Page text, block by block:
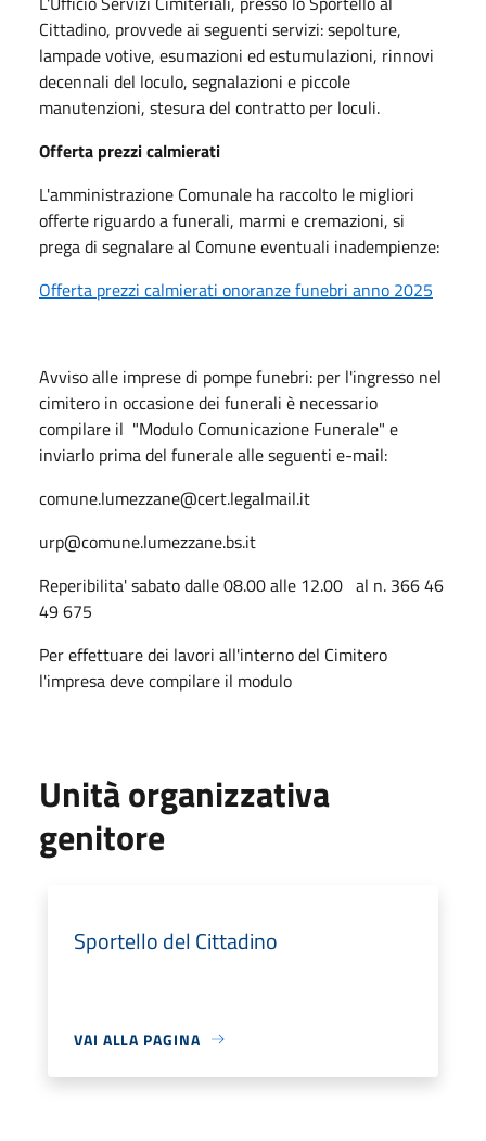
Cittadino, provvede ai seguenti servizi: sepolture,
lampade votive, esumazioni ed estumulazioni, rinnovi
decennali del loculo, segnalazioni e piccole
manutenzioni, stesura del contratto per loculi.
Offerta prezzi calmierati
L'amministrazione Comunale ha raccolto le migliori
offerte riguardo a funerali, marmi e cremazioni, si
prega di segnalare al Comune eventuali inadempienze:
Offerta prezzi calmierati onoranze funebri anno 2025
Avviso alle imprese di pompe funebri: per l'ingresso nel
cimitero in occasione dei funerali è necessario
compilare il "Modulo Comunicazione Funerale" e
inviarlo prima del funerale alle seguenti e-mail:
comune.lumezzane@cert.legalmail.it
urp@comune.lumezzane.bs.it
Reperibilita' sabato dalle 08.00 alle 12.00 al n. 366 46
49 675
Per effettuare dei lavori all'interno del Cimitero
l'impresa deve compilare il modulo
Unità organizzativa
genitore
Sportello del Cittadino
VAI ALLA PAGINA